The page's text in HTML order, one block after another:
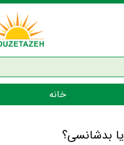
خانه
بدشانسی؟